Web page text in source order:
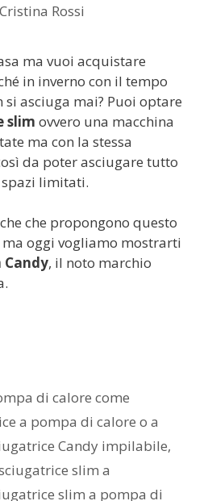
Cristina Rossi
ma vuoi acquistare
in inverno con il tempo
asciuga mai? Puoi optare
slim ovvero una macchina
ma con la stessa
da poter asciugare tutto
limitati.
che propongono questo
ma oggi vogliamo mostrarti
, il noto marchio
di calore come
a pompa di calore o a
Candy impilabile,
slim a
slim a pompa di